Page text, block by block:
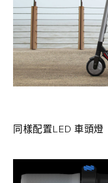
同樣配置LED 車頭燈